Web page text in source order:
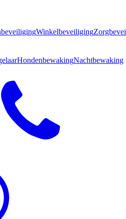
Winkelbeveiliging
HondenbewakingNachtbewaking